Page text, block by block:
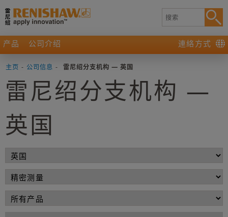
产品 公司介绍 連絡方式
主页 - 公司信息 - 雷尼绍分支机构 — 英国
雷尼绍分支机构 —
英国